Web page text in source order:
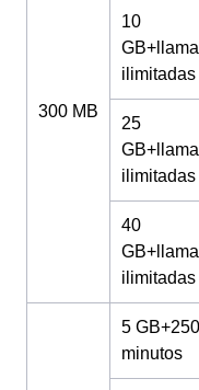
300 MB
10
ilimitadas
25
ilimitadas
40
ilimitadas
5 GB+250
minutos